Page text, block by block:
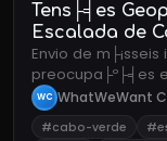
Tens├╡es
Escalada de
Envio de
preocupa├º├╡es
impactos na
WC WhatWeWant
#cabo-verde